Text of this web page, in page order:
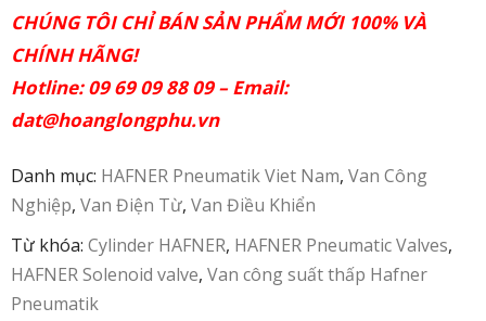
CHÚNG TÔI CHỈ BÁN SẢN PHẨM MỚI 100% VÀ
CHÍNH HÃNG!
Hotline: 09 69 09 88 09 – Email:
dat@hoanglongphu.vn
Danh mục: HAFNER Pneumatik Viet Nam, Van Công
Nghiệp, Van Điện Từ, Van Điều Khiển
Từ khóa: Cylinder HAFNER, HAFNER Pneumatic Valves,
HAFNER Solenoid valve, Van công suất thấp Hafner
Pneumatik